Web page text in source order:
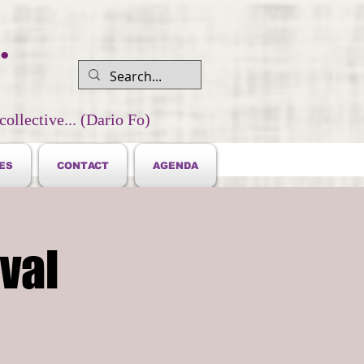
(Dario Fo)
CONTACT AGENDA